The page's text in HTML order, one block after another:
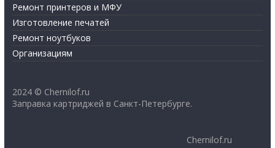
Ремонт принтеров и МФУ
Изготовление печатей
Ремонт ноутбуков
Организациям
2024 © Chernilof.ru
Заправка картриджей в Санкт-Петербурге.
Chernilof.ru